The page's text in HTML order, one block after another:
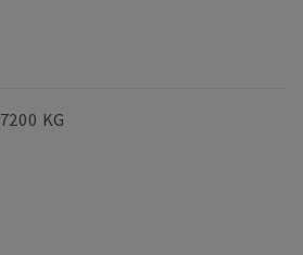
7200 KG